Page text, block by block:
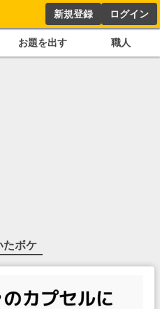
新規登録 ログイン
お題を出す 職人
たボケ